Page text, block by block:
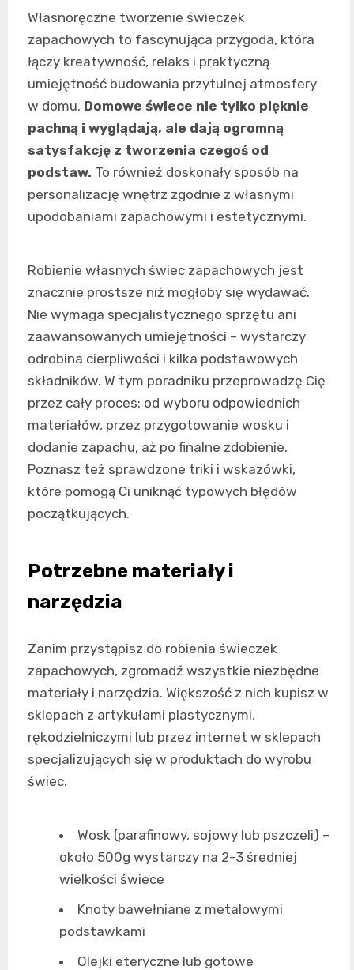
Własnoręczne tworzenie świeczek
zapachowych to fascynująca przygoda, która
łączy kreatywność, relaks i praktyczną
umiejętność budowania przytulnej atmosfery
w domu. Domowe świece nie tylko pięknie
pachną i wyglądają, ale dają ogromną
satysfakcję z tworzenia czegoś od
podstaw. To również doskonały sposób na
personalizację wnętrz zgodnie z własnymi
upodobaniami zapachowymi i estetycznymi.
Robienie własnych świec zapachowych jest
znacznie prostsze niż mogłoby się wydawać.
Nie wymaga specjalistycznego sprzętu ani
zaawansowanych umiejętności – wystarczy
odrobina cierpliwości i kilka podstawowych
składników. W tym poradniku przeprowadzę Cię
przez cały proces: od wyboru odpowiednich
materiałów, przez przygotowanie wosku i
dodanie zapachu, aż po finalne zdobienie.
Poznasz też sprawdzone triki i wskazówki,
które pomogą Ci uniknąć typowych błędów
początkujących.
Potrzebne materiały i
narzędzia
Zanim przystąpisz do robienia świeczek
zapachowych, zgromadź wszystkie niezbędne
materiały i narzędzia. Większość z nich kupisz w
sklepach z artykułami plastycznymi,
rękodzielniczymi lub przez internet w sklepach
specjalizujących się w produktach do wyrobu
świec.
Wosk (parafinowy, sojowy lub pszczeli) –
około 500g wystarczy na 2-3 średniej
wielkości świece
Knoty bawełniane z metalowymi
podstawkami
Olejki eteryczne lub gotowe